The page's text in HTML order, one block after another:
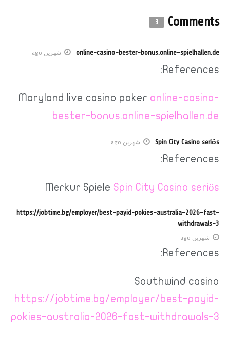
Comments
3
online-casino-bester-bonus.online-spielhallen.de شهرين ago
References:
Maryland live casino poker online-casino-
bester-bonus.online-spielhallen.de
Spin City Casino seriös شهرين ago
References:
Merkur Spiele Spin City Casino seriös
https://jobtime.bg/employer/best-payid-pokies-australia-2026-fast-
withdrawals-3
شهرين ago
References:
Southwind casino
https://jobtime.bg/employer/best-payid-
pokies-australia-2026-fast-withdrawals-3